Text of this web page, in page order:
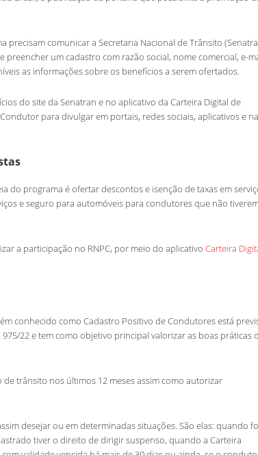
comunicar a Secretaria Nacional de Trânsito
preencher um cadastro com razão social, nome comercial, e-
as informações sobre os benefícios a serem ofertados.
do site da Senatran e no aplicativo da Carteira Digital de
para divulgar em portais, redes sociais, aplicativos e
do programa é ofertar descontos e isenção de taxas em
e seguro para automóveis para condutores que não
a participação no RNPC, por meio do aplicativoCarteira
conhecido como Cadastro Positivo de Condutores está
975/22 e tem como objetivo principal valorizar as boas práticas
trânsito nos últimos 12 meses assim como autorizar
desejar ou em determinadas situações. São elas: quando
tiver o direito de dirigir suspenso, quando a Carteira